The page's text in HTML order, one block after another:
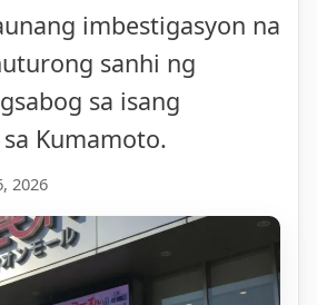
imbestigasyon na
sanhi ng
sa isang
Kumamoto.
2026